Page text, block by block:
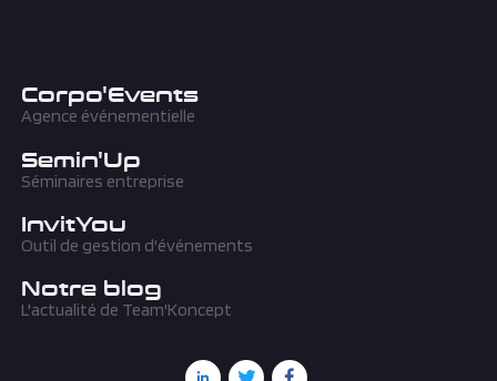
Corpo'Events
Semin'Up
InvitYou
Notre blog